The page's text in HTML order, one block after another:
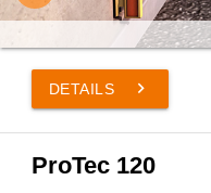
DETAILS keyboard_arrow_right
ProTec 120